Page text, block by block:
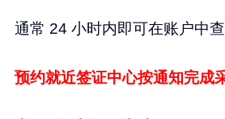
通常 24 小时内即可在账户中查
预约就近签证中心按通知完成